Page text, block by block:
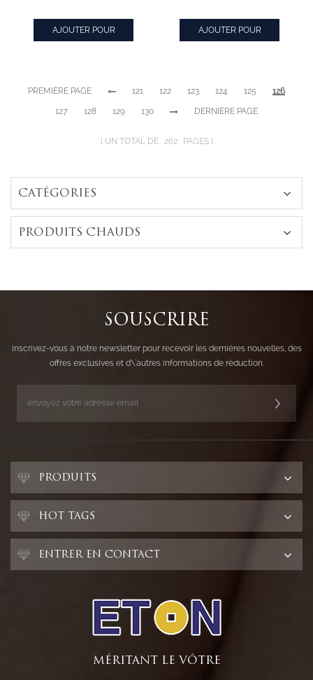
fiançailles en
argent sterling
AJOUTER POUR
spéciale 925
bague de
AJOUTER POUR
PREMIÈRE PAGE 121 122 123 124 125 126
127 128 129 130 DERNIÈRE PAGE
UN TOTAL DE 262 PAGES
CATÉGORIES
PRODUITS CHAUDS
SOUSCRIRE
inscrivez-vous à notre newsletter pour recevoir les dernières nouvelles, des
offres exclusives et d\'autres informations de réduction.
PRODUITS
HOT TAGS
ENTRER EN CONTACT
MÉRITANT LE VÔTRE